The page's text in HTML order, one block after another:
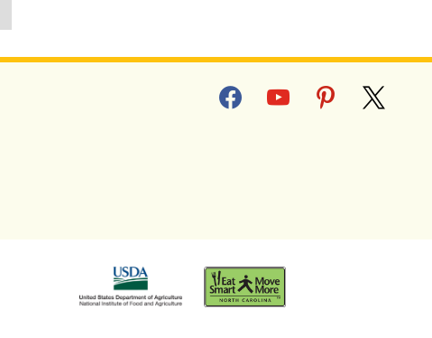
facebookyoutube pinterest